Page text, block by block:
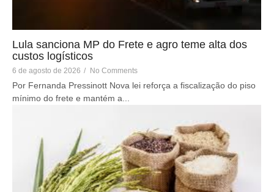
Lula sanciona MP do Frete e agro teme alta dos
custos logísticos
6 de agosto de 2026 / No Comments
Por Fernanda Pressinott Nova lei reforça a fiscalização do piso
mínimo do frete e mantém a...